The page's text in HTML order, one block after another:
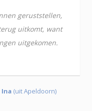
geruststellen,
uitkomt, want
uitgekomen.
(uit Apeldoorn)